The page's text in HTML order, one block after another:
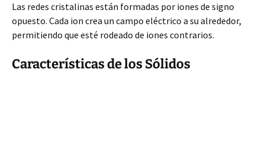
Las redes cristalinas están formadas por iones de signo
opuesto. Cada ion crea un campo eléctrico a su alrededor,
permitiendo que esté rodeado de iones contrarios.
Características de los Sólidos